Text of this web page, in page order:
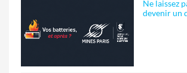
Ne laissez
devenir un